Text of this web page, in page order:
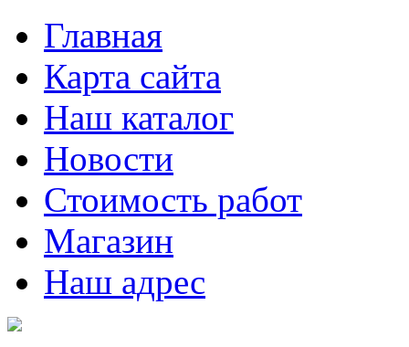
Главная
Карта сайта
Наш каталог
Новости
Стоимость работ
Магазин
Наш адрес